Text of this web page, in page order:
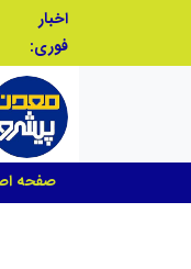
اخبار
فوری:
صفحه